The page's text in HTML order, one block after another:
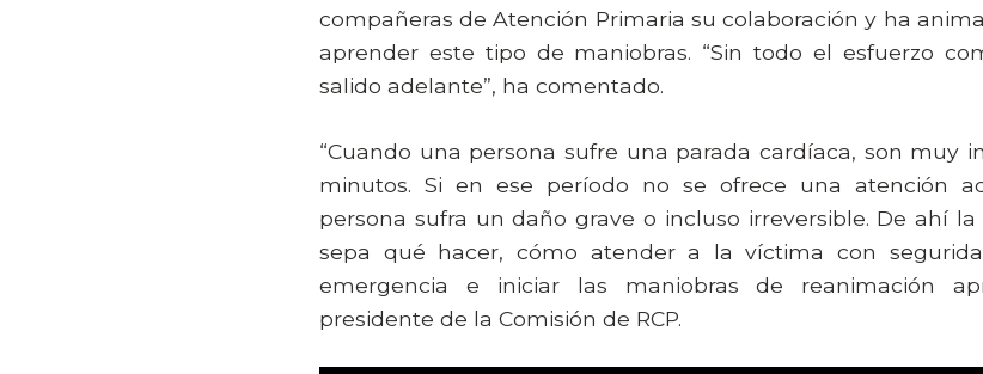
compañeras de Atención Primaria su colaboración y ha
aprender este tipo de maniobras. “Sin todo el esfuerzo
salido adelante”, ha comentado.
“Cuando una persona sufre una parada cardíaca, son muy
minutos. Si en ese período no se ofrece una atención
persona sufra un daño grave o incluso irreversible. De ahí
sepa qué hacer, cómo atender a la víctima con
emergencia e iniciar las maniobras de reanimación
presidente de la Comisión de RCP.